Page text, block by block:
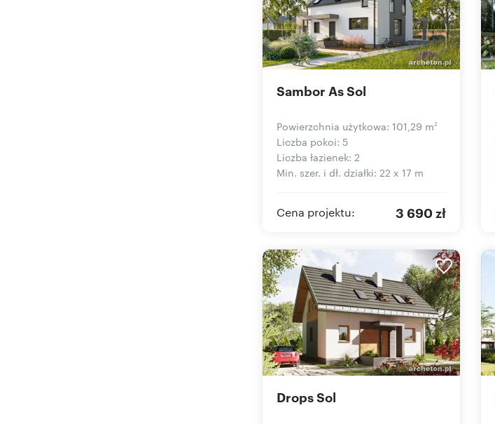
Sambor As Sol
Powierzchnia użytkowa: 101,29 m2
Liczba pokoi: 5
Liczba łazienek: 2
Min. szer. i dł. działki: 22 x 17 m
Cena projektu: 3 690 zł
Drops Sol